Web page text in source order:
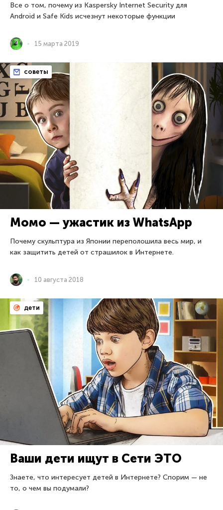
Все о том, почему из Kaspersky Internet Security для
Android и Safe Kids исчезнут некоторые функции
15 марта 2019
советы
Момо — ужастик из WhatsApp
Почему скульптура из Японии переполошила весь мир, и
как защитить детей от страшилок в Интернете.
10 августа 2018
дети
Ваши дети ищут в Сети ЭТО
Знаете, что интересует детей в Интернете? Спорим — не
то, о чем вы подумали?